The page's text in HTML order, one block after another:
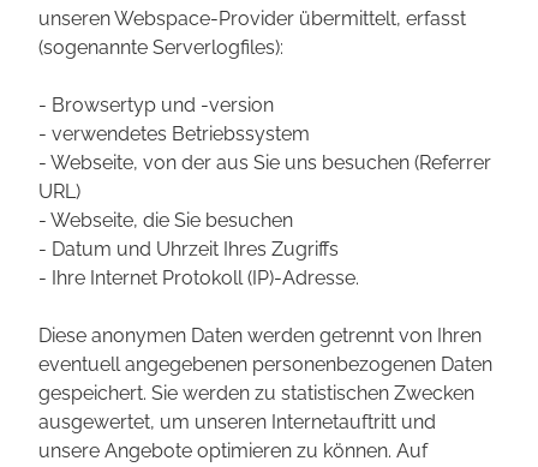
unseren Webspace-Provider übermittelt, erfasst
(sogenannte Serverlogfiles):
- Browsertyp und -version
- verwendetes Betriebssystem
- Webseite, von der aus Sie uns besuchen (Referrer
URL)
- Webseite, die Sie besuchen
- Datum und Uhrzeit Ihres Zugriffs
- Ihre Internet Protokoll (IP)-Adresse.
Diese anonymen Daten werden getrennt von Ihren
eventuell angegebenen personenbezogenen Daten
gespeichert. Sie werden zu statistischen Zwecken
ausgewertet, um unseren Internetauftritt und
unsere Angebote optimieren zu können. Auf